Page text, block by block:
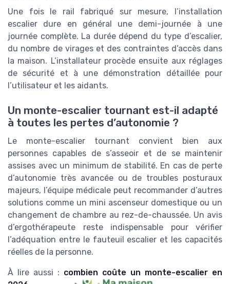
Une fois le rail fabriqué sur mesure, l’installation
escalier dure en général une demi-journée à une
journée complète. La durée dépend du type d’escalier,
du nombre de virages et des contraintes d’accès dans
la maison. L’installateur procède ensuite aux réglages
de sécurité et à une démonstration détaillée pour
l’utilisateur et les aidants.
Un monte-escalier tournant est-il adapté
à toutes les pertes d’autonomie ?
Le monte-escalier tournant convient bien aux
personnes capables de s’asseoir et de se maintenir
assises avec un minimum de stabilité. En cas de perte
d’autonomie très avancée ou de troubles posturaux
majeurs, l’équipe médicale peut recommander d’autres
solutions comme un mini ascenseur domestique ou un
changement de chambre au rez-de-chaussée. Un avis
d’ergothérapeute reste indispensable pour vérifier
l’adéquation entre le fauteuil escalier et les capacités
réelles de la personne.
À lire aussi : combien coûte un monte-escalier en